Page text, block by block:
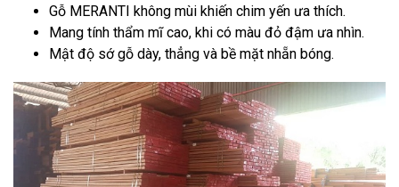
Gỗ MERANTI không mùi khiến chim yến ưa thích.
Mang tính thẩm mĩ cao, khi có màu đỏ đậm ưa nhìn.
Mật độ sớ gỗ dày, thẳng và bề mặt nhẵn bóng.